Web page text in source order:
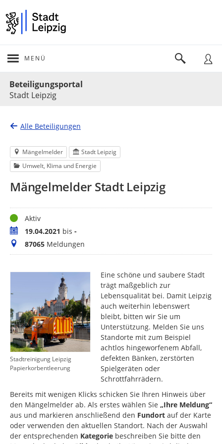
MENÜ
Beteiligungsportal
Stadt Leipzig
Alle Beteiligungen
Mängelmelder
Stadt Leipzig
Umwelt, Klima und Energie
Mängelmelder Stadt Leipzig
StatusAktiv
Zeitraum19.04.2021 bis -
Meldungen
87065 Meldungen
Stadtreinigung Leipzig
Papierkorbentleerung
Eine schöne und saubere Stadt
trägt maßgeblich zur
Lebensqualität bei. Damit Leipzig
auch weiterhin lebenswert
bleibt, bitten wir Sie um
Unterstützung. Melden Sie uns
Standorte mit zum Beispiel
achtlos hingeworfenem Abfall,
defekten Bänken, zerstörten
Spielgeräten oder
Schrottfahrrädern.
Bereits mit wenigen Klicks schicken Sie Ihren Hinweis über
den Mängelmelder ab. Als erstes wählen Sie „Ihre Meldung“
aus und markieren anschließend den Fundort auf der Karte
oder verwenden den aktuellen Standort. Nach der Auswahl
der entsprechenden Kategorie beschreiben Sie bitte den